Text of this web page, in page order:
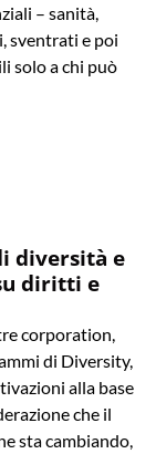
– sanità,
sventrati e poi
solo a chi può
diversità e
diritti e
corporation,
di Diversity,
alla base
che il
sta cambiando,